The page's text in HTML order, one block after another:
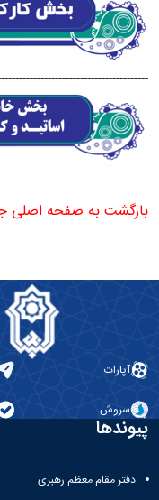
بازگشت به صفحه اصلی
آپارات
سروش
پیوندها
دفتر مقام معظم رهبری